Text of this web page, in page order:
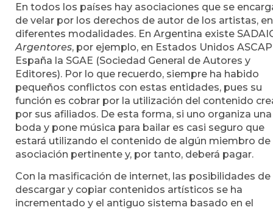
En todos los países hay asociaciones que se
de velar por los derechos de autor de los artistas,
diferentes modalidades. En Argentina existe
Argentores, por ejemplo, en Estados Unidos
España la SGAE (Sociedad General de Autores y
Editores). Por lo que recuerdo, siempre ha habido
pequeños conflictos con estas entidades, pues su
función es cobrar por la utilización del contenido
por sus afiliados. De esta forma, si uno organiza una
boda y pone música para bailar es casi seguro que
estará utilizando el contenido de algún miembro de
asociación pertinente y, por tanto, deberá pagar.
Con la masificación de internet, las posibilidades de
descargar y copiar contenidos artísticos se ha
incrementado y el antiguo sistema basado en el